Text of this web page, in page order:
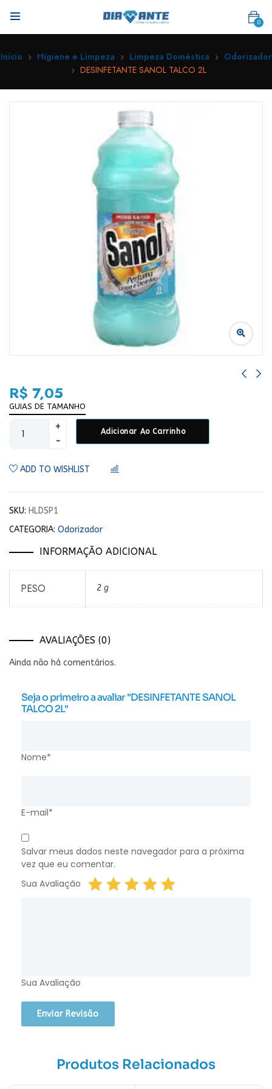
0
Início Higiene e Limpeza Limpeza Doméstica
Odorizador
DESINFETANTE SANOL TALCO 2L
R$ 7,05
GUIAS DE TAMANHO
Adicionar Ao Carrinho
ADD TO WISHLIST
SKU: HLDSP1
CATEGORIA: Odorizador
INFORMAÇÃO ADICIONAL
PESO 2 g
AVALIAÇÕES (0)
Ainda não há comentários.
Seja o primeiro a avaliar "DESINFETANTE SANOL
TALCO 2L"
Nome*
E-mail*
Salvar meus dados neste navegador para a próxima
vez que eu comentar.
Sua Avaliação
Sua Avaliação
Produtos Relacionados